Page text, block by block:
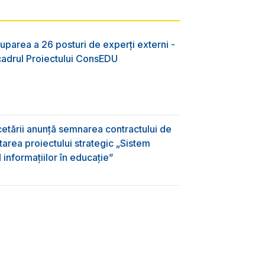
a 26 posturi de experți externi -
Proiectului ConsEDU
anunță semnarea contractului de
proiectului strategic „Sistem
în educație”